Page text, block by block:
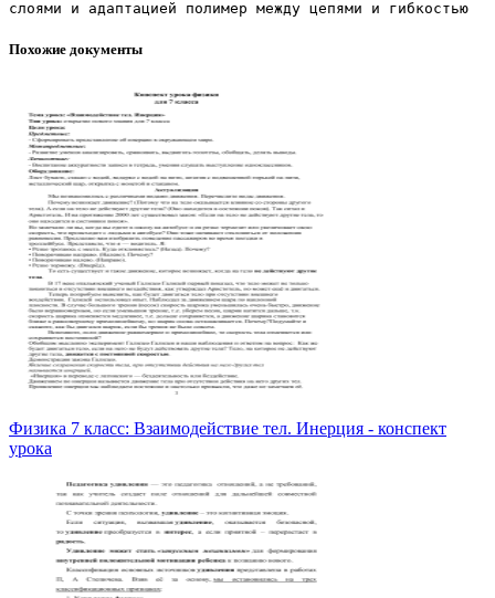
Похожие документы
Физика 7 класс: Взаимодействие тел. Инерция - конспект
урока